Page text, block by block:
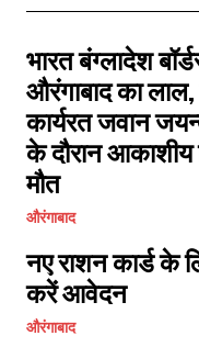
भारत बंग्लादेश
औरंगाबाद का
कार्यरत जवान
के दौरान
मौत
औरंगाबाद
नए राशन कार्ड के
करें आवेदन
औरंगाबाद